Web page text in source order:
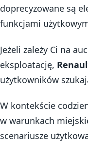
doprecyzowane są
funkcjami
Jeżeli zależy Ci na
eksploatację,
użytkowników
W kontekście
w warunkach
scenariusze